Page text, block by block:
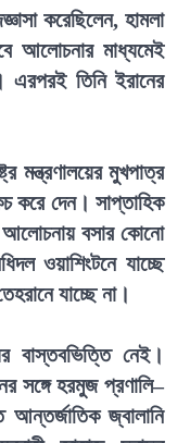
করেছিলেন, হামলা
আলোচনার মাধ্যমেই
এরপরই তিনি ইরানের
মন্ত্রণালয়ের মুখপাত্র
করে দেন। সাপ্তাহিক
আলোচনায় বসার কোনো
ওয়াশিংটনে যাচ্ছে
যাচ্ছে না।
বাস্তবভিত্তি নেই।
সঙ্গে হরমুজ প্রণালি–
জ্বালানি